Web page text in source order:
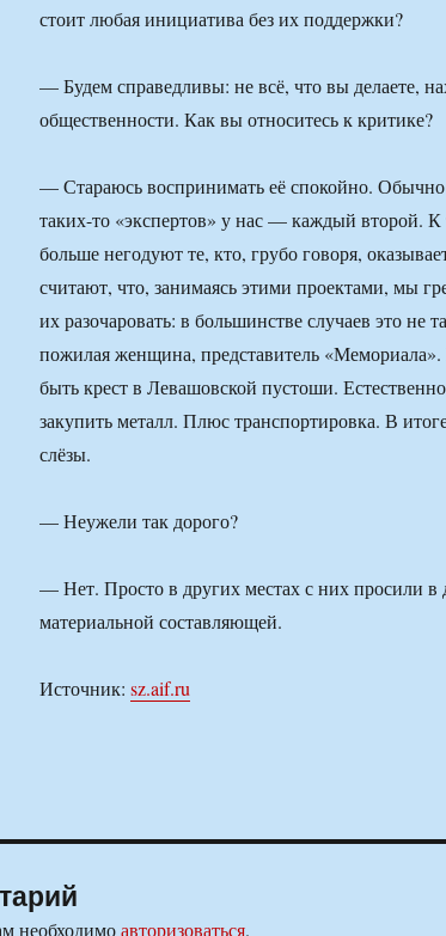
стоит любая инициатива без их поддержки?
— Будем справедливы: не всё, что вы делаете,
общественности. Как вы относитесь к критике?
— Стараюсь воспринимать её спокойно. Обычно
таких-то «экспертов» у нас — каждый второй.
больше негодуют те, кто, грубо говоря,
считают, что, занимаясь этими проектами, мы
их разочаровать: в большинстве случаев это не
пожилая женщина, представитель
быть крест в Левашовской пустоши.
закупить металл. Плюс транспортировка. В
слёзы.
— Неужели так дорого?
— Нет. Просто в других местах с них просили в
материальной составляющей.
Источник: sz.aif.ru
необходимоавторизоваться.